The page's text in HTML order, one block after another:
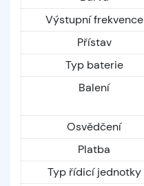
Výstupní frekvence
Přístav
Typ baterie
Balení
Osvědčení
Platba
Typ řídicí jednotky